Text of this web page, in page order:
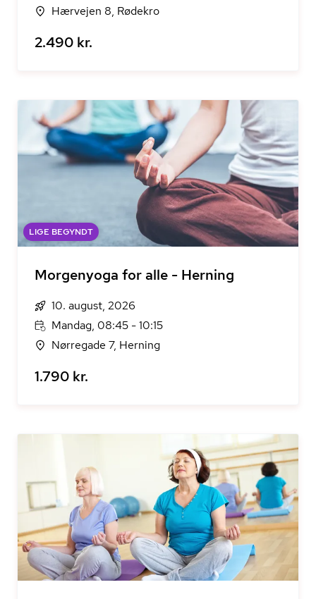
Hærvejen 8, Rødekro
2.490 kr.
LIGE BEGYNDT
Morgenyoga for alle - Herning
10. august, 2026
Mandag, 08:45 - 10:15
Nørregade 7, Herning
1.790 kr.